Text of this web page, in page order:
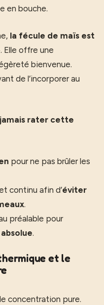
en bouche.
la fécule de maïs est
. Elle offre une
bienvenue.
de l’incorporer au
rater cette
pour ne pas brûler les
continu afin d’éviter
.
préalable pour
.
et le
concentration pure.